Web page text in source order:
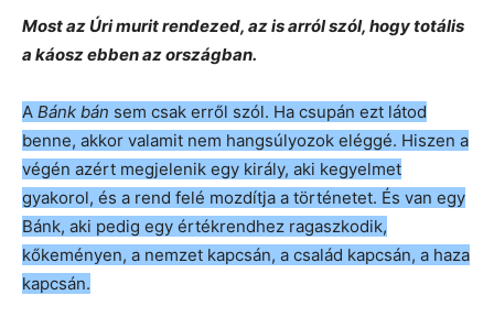
Most az Úri murit rendezed, az is arról szól, hogy totális
a káosz ebben az országban.
A Bánk bán sem csak erről szól. Ha csupán ezt látod
benne, akkor valamit nem hangsúlyozok eléggé. Hiszen a
végén azért megjelenik egy király, aki kegyelmet
gyakorol, és a rend felé mozdítja a történetet. És van egy
Bánk, aki pedig egy értékrendhez ragaszkodik,
kőkeményen, a nemzet kapcsán, a család kapcsán, a haza
kapcsán.